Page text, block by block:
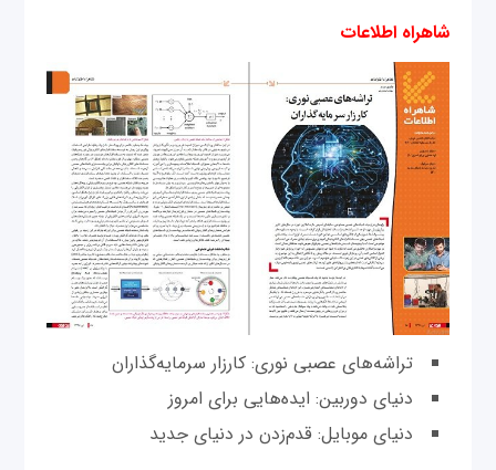
شاهراه اطلاعات
تراشه‌های عصبی نوری: کارزار سرمایه‌گذاران
دنیای دوربین: ایده‌هایی برای امروز
دنیای موبایل: قدم‌زدن در دنیای جدید